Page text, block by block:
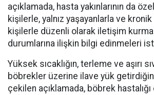
açıklamada, hasta yakınlarının da
kişilerle, yalnız yaşayanlarla ve kronik
kişilerle düzenli olarak iletişim
durumlarına ilişkin bilgi edinmeleri
Yüksek sıcaklığın, terleme ve aşırı
böbrekler üzerine ilave yük
çekilen açıklamada, böbrek hastalığı